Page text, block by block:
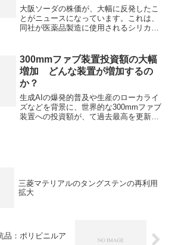
れているのか？
大阪ソーダの株価が、大幅に反発したこ
とがニュースになっています。​これは、
同社が医薬品製造に使用されるシリカゲ
吸着性の高さから幅広い分野で利用され
ています。シリカゲルの特性、治療薬の
製造でどのように利用されているのかを
知ることができます。
300mmファブ装置投資額の大幅
増加 どんな装置が増加するの
か？
生成AIの爆発的普及や生産のローカライ
ズなどを背景に、世界的な300mmファブ
装置への投資額が、て過去最高を更新
三菱マテリアルのタングステンの再利用
拡大
品：ポリビニルア